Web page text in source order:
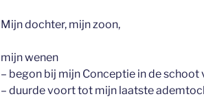
Mijn dochter, mijn zoon,
mijn wenen
– begon bij mijn Conceptie in de schoot
– duurde voort tot mijn laatste